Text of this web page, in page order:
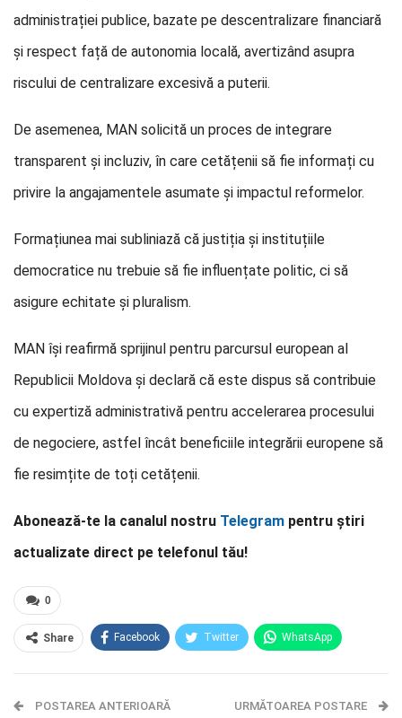
administrației publice, bazate pe descentralizare financiară
și respect față de autonomia locală, avertizând asupra
riscului de centralizare excesivă a puterii.
De asemenea, MAN solicită un proces de integrare
transparent și incluziv, în care cetățenii să fie informați cu
privire la angajamentele asumate și impactul reformelor.
Formațiunea mai subliniază că justiția și instituțiile
democratice nu trebuie să fie influențate politic, ci să
asigure echitate și pluralism.
MAN își reafirmă sprijinul pentru parcursul european al
Republicii Moldova și declară că este dispus să contribuie
cu expertiză administrativă pentru accelerarea procesului
de negociere, astfel încât beneficiile integrării europene să
fie resimțite de toți cetățenii.
Abonează-te la canalul nostru Telegram pentru știri
actualizate direct pe telefonul tău!
0
Share Facebook Twitter WhatsApp
Telegram OK.ru
POSTAREA ANTERIOARĂ URMĂTOAREA POSTARE